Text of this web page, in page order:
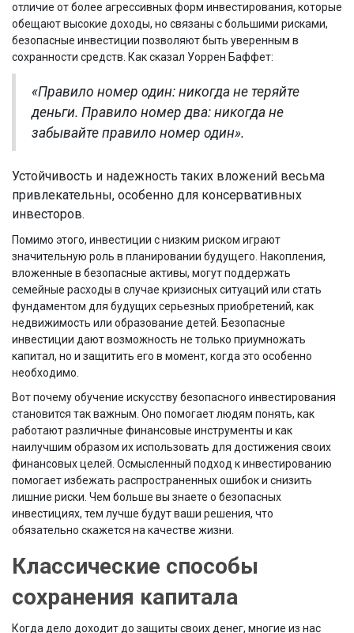
отличие от более агрессивных форм инвестирования, которые
обещают высокие доходы, но связаны с большими рисками,
безопасные инвестиции позволяют быть уверенным в
сохранности средств. Как сказал Уоррен Баффет:
«Правило номер один: никогда не теряйте
деньги. Правило номер два: никогда не
забывайте правило номер один».
Устойчивость и надежность таких вложений весьма
привлекательны, особенно для консервативных
инвесторов.
Помимо этого, инвестиции с низким риском играют
значительную роль в планировании будущего. Накопления,
вложенные в безопасные активы, могут поддержать
семейные расходы в случае кризисных ситуаций или стать
фундаментом для будущих серьезных приобретений, как
недвижимость или образование детей. Безопасные
инвестиции дают возможность не только приумножать
капитал, но и защитить его в момент, когда это особенно
необходимо.
Вот почему обучение искусству безопасного инвестирования
становится так важным. Оно помогает людям понять, как
работают различные финансовые инструменты и как
наилучшим образом их использовать для достижения своих
финансовых целей. Осмысленный подход к инвестированию
помогает избежать распространенных ошибок и снизить
лишние риски. Чем больше вы знаете о безопасных
инвестициях, тем лучше будут ваши решения, что
обязательно скажется на качестве жизни.
Классические способы
сохранения капитала
Когда дело доходит до защиты своих денег, многие из нас